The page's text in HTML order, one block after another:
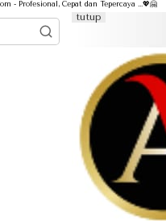
Cepat dan Tepercaya ...💖🤗
tutup